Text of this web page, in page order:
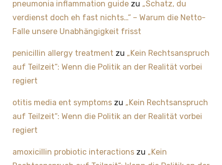
pneumonia inflammation guidezu „Schatz, du
verdienst doch eh fast nichts…“ – Warum die Netto-
Falle unsere Unabhängigkeit frisst
penicillin allergy treatment zu „Kein Rechtsanspruch
auf Teilzeit“: Wenn die Politik an der Realität vorbei
regiert
otitis media ent symptomszu „Kein Rechtsanspruch
auf Teilzeit“: Wenn die Politik an der Realität vorbei
regiert
amoxicillin probiotic interactionszu „Kein